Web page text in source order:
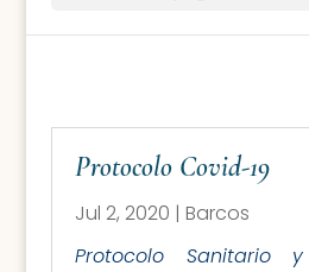
Protocolo Covid-19
Jul 2, 2020 | Barcos
Protocolo Sanitario